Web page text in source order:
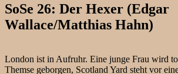
SoSe 26: Der Hexer (Edgar
Wallace/Matthias Hahn)
London ist in Aufruhr. Eine junge Frau wird
Themse geborgen, Scotland Yard steht vor